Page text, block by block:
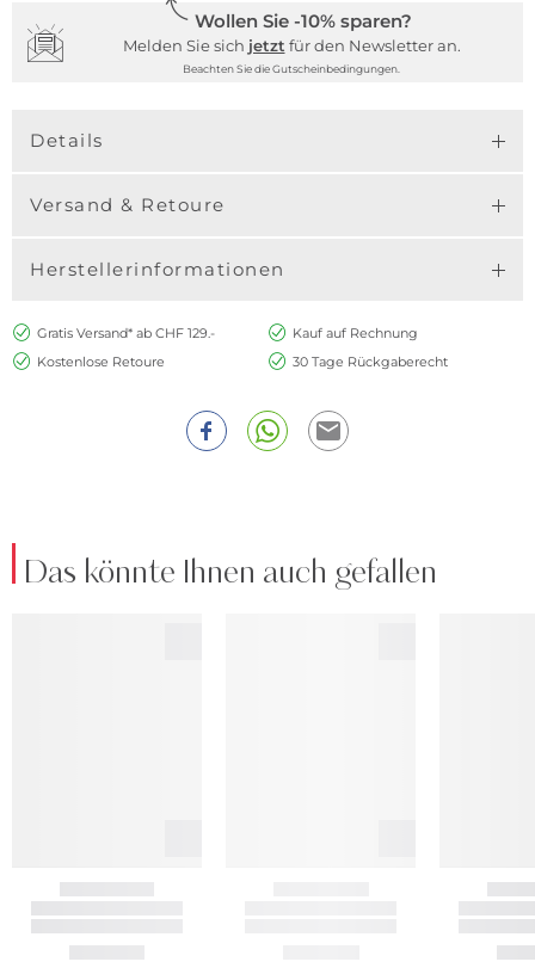
Wollen Sie -10% sparen?
Melden Sie sich jetzt für den Newsletter an.
Beachten Sie die Gutscheinbedingungen.
Details
Versand & Retoure
Herstellerinformationen
Gratis Versand* ab CHF 129.-
Kauf auf Rechnung
Kostenlose Retoure
30 Tage Rückgaberecht
Das könnte Ihnen auch gefallen